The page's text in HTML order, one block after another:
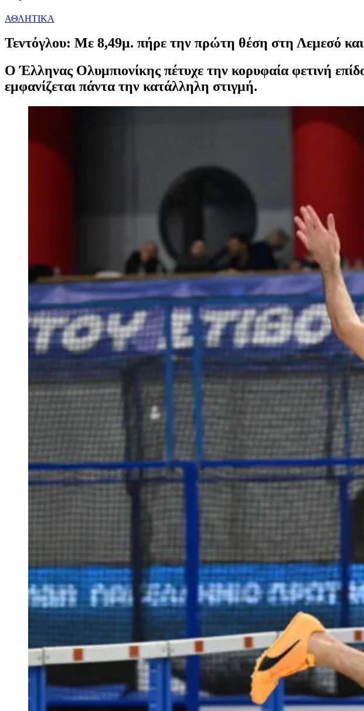
ΑΘΛΗΤΙΚΑ
Τεντόγλου: Με 8,49μ. πήρε την πρώτη θέση στη Λεμεσό και
Ο Έλληνας Ολυμπιονίκης πέτυχε την κορυφαία φετινή
εμφανίζεται πάντα την κατάλληλη στιγμή.